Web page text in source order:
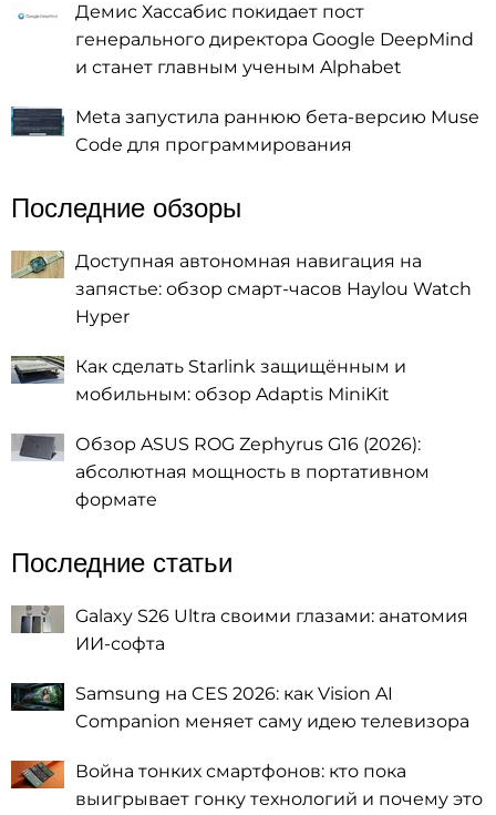
Демис Хассабис покидает пост
генерального директора Google DeepMind
и станет главным ученым Alphabet
Meta запустила раннюю бета-версию Muse
Code для программирования
Последние обзоры
Доступная автономная навигация на
запястье: обзор смарт-часов Haylou Watch
Hyper
Как сделать Starlink защищённым и
мобильным: обзор Adaptis MiniKit
Обзор ASUS ROG Zephyrus G16 (2026):
абсолютная мощность в портативном
формате
Последние статьи
Galaxy S26 Ultra своими глазами: анатомия
ИИ-софта
Samsung на CES 2026: как Vision AI
Companion меняет саму идею телевизора
Война тонких смартфонов: кто пока
выигрывает гонку технологий и почему это